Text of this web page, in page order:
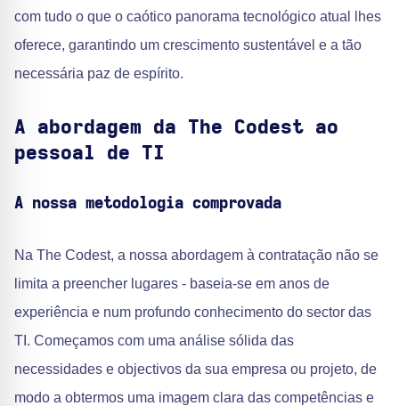
com tudo o que o caótico panorama tecnológico atual lhes
oferece, garantindo um crescimento sustentável e a tão
necessária paz de espírito.
A abordagem da The Codest ao
pessoal de TI
A nossa metodologia comprovada
Na The Codest, a nossa abordagem à contratação não se
limita a preencher lugares - baseia-se em anos de
experiência e num profundo conhecimento do sector das
TI. Começamos com uma análise sólida das
necessidades e objectivos da sua empresa ou projeto, de
modo a obtermos uma imagem clara das competências e